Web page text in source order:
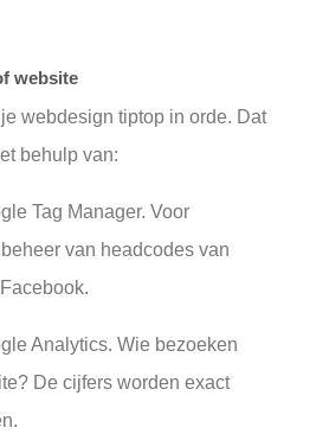
website
webdesign tiptop in orde. Dat
behulp van:
Manager. Voor
van headcodes van
Wie bezoeken
De cijfers worden exact